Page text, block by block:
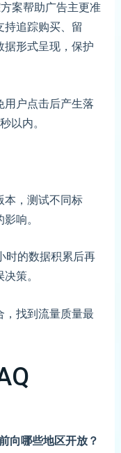
案帮助广告主更准
持追踪购买、留
据形式呈现，保护
用户点击后产生落
以内。
本，测试不同标
响。
时的数据积累后再
策。
，找到流量质量最
向哪些地区开放？